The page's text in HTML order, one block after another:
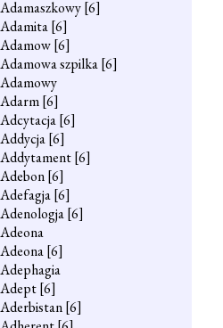
Adamaszkowy[6]
Adamita[6]
Adamow[6]
Adamowa szpilka[6]
Adamowy
Adarm[6]
Adcytacja[6]
Addycja[6]
Addytament[6]
Adebon[6]
Adefagja[6]
Adenologja[6]
Adeona
Adeona[6]
Adephagia
Adept[6]
Aderbistan[6]